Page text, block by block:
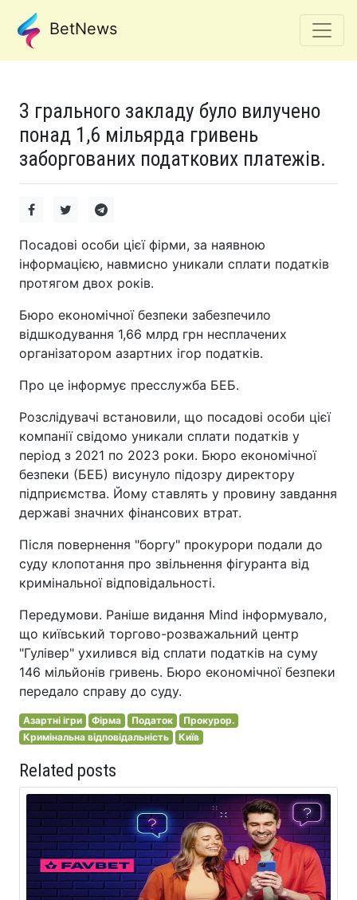
BetNews
З грального закладу було вилучено
понад 1,6 мільярда гривень
заборгованих податкових платежів.
Посадові особи цієї фірми, за наявною
інформацією, навмисно уникали сплати податків
протягом двох років.
Бюро економічної безпеки забезпечило
відшкодування 1,66 млрд грн несплачених
організатором азартних ігор податків.
Про це інформує пресслужба БЕБ.
Розслідувачі встановили, що посадові особи цієї
компанії свідомо уникали сплати податків у
період з 2021 по 2023 роки. Бюро економічної
безпеки (БЕБ) висунуло підозру директору
підприємства. Йому ставлять у провину завдання
державі значних фінансових втрат.
Після повернення "боргу" прокурори подали до
суду клопотання про звільнення фігуранта від
кримінальної відповідальності.
Передумови. Раніше видання Mind інформувало,
що київський торгово-розважальний центр
"Гулівер" ухилився від сплати податків на суму
146 мільйонів гривень. Бюро економічної безпеки
передало справу до суду.
Азартні ігри Фірма Податок
Прокурор.
Кримінальна відповідальність
Київ
Related posts